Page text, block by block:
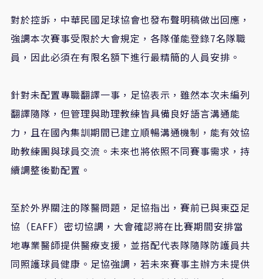
對於控訴，中華民國足球協會也發布聲明稿做出回應，
強調本次賽事受限於大會規定，各隊僅能登錄7名隊職
員，因此必須在有限名額下進行最精簡的人員安排。
針對未配置專職翻譯一事，足協表示，雖然本次未編列
翻譯隨隊，但管理與助理教練皆具備良好語言溝通能
力，且在國內集訓期間已建立順暢溝通機制，能有效協
助教練團與球員交流。未來也將依照不同賽事需求，持
續調整後勤配置。
至於外界關注的隊醫問題，足協指出，賽前已與東亞足
協（EAFF）密切協調，大會確認將在比賽期間安排當
地專業醫師提供醫療支援，並搭配代表隊隨隊防護員共
同照護球員健康。足協強調，若未來賽事主辦方未提供